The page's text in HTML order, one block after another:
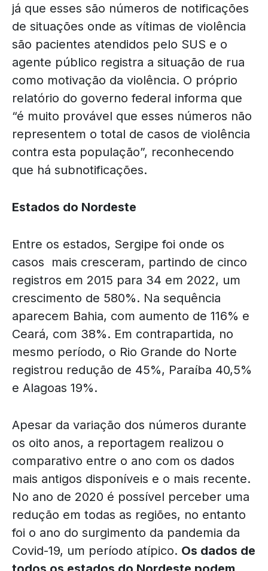
já que esses são números de notificações
de situações onde as vítimas de violência
são pacientes atendidos pelo SUS e o
agente público registra a situação de rua
como motivação da violência. O próprio
relatório do governo federal informa que
“é muito provável que esses números não
representem o total de casos de violência
contra esta população”, reconhecendo
que há subnotificações.
Estados do Nordeste
Entre os estados, Sergipe foi onde os
casos mais cresceram, partindo de cinco
registros em 2015 para 34 em 2022, um
crescimento de 580%. Na sequência
aparecem Bahia, com aumento de 116% e
Ceará, com 38%. Em contrapartida, no
mesmo período, o Rio Grande do Norte
registrou redução de 45%, Paraíba 40,5%
e Alagoas 19%.
Apesar da variação dos números durante
os oito anos, a reportagem realizou o
comparativo entre o ano com os dados
mais antigos disponíveis e o mais recente.
No ano de 2020 é possível perceber uma
redução em todas as regiões, no entanto
foi o ano do surgimento da pandemia da
Covid-19, um período atípico. Os dados de